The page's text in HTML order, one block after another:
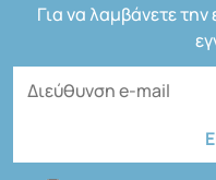
Για να λαμβάνετε